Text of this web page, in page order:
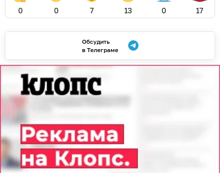
0 0 7 13 0 17
Обсудить
в Телеграме